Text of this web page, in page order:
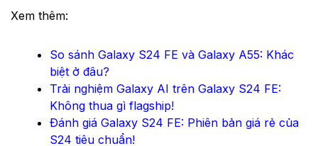
Xem thêm:
So sánh Galaxy S24 FE và Galaxy A55: Khác
biệt ở đâu?
Trải nghiệm Galaxy AI trên Galaxy S24 FE:
Không thua gì flagship!
Đánh giá Galaxy S24 FE: Phiên bản giá rẻ của
S24 tiêu chuẩn!